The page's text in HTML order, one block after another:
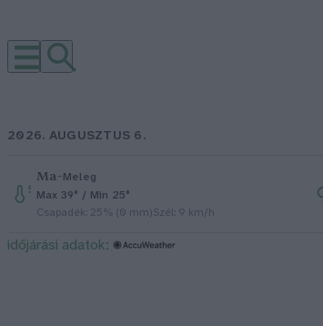
2026. AUGUSZTUS 6.
Ma–Meleg
Max 39° / Min 25°
Csapadék: 25% (0 mm)Szél: 9 km/h
időjárási adatok: